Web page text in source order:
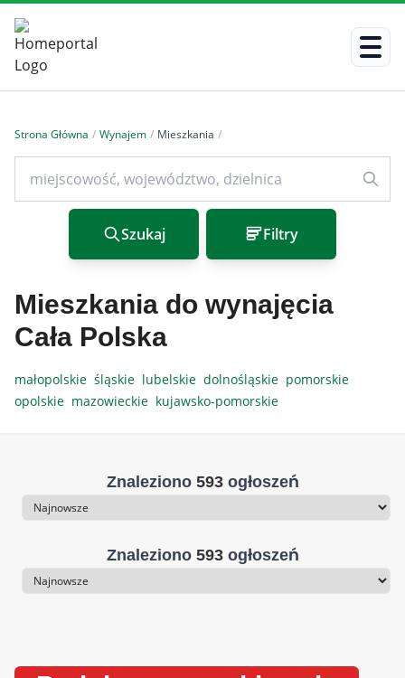
Strona Główna / Wynajem / Mieszkania /
Szukaj Filtry
Mieszkania do wynajęcia
Cała Polska
małopolskie śląskie lubelskie dolnośląskie pomorskie
opolskie mazowieckie kujawsko-pomorskie
Znaleziono 593ogłoszeń
Sortowanie
Znaleziono 593ogłoszeń
Sortowanie